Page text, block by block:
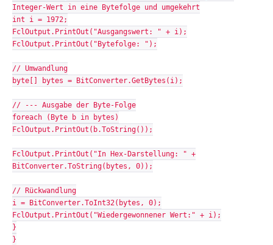
Integer-Wert in eine Bytefolge und umgekehrt
int i = 1972;
FclOutput.PrintOut("Ausgangswert: " + i);
FclOutput.PrintOut("Bytefolge: ");
// Umwandlung
byte[] bytes = BitConverter.GetBytes(i);
// --- Ausgabe der Byte-Folge
foreach (Byte b in bytes)
FclOutput.PrintOut(b.ToString());
FclOutput.PrintOut("In Hex-Darstellung: " +
BitConverter.ToString(bytes, 0));
// Rückwandlung
i = BitConverter.ToInt32(bytes, 0);
FclOutput.PrintOut("Wiedergewonnener Wert:" + i);
}
}